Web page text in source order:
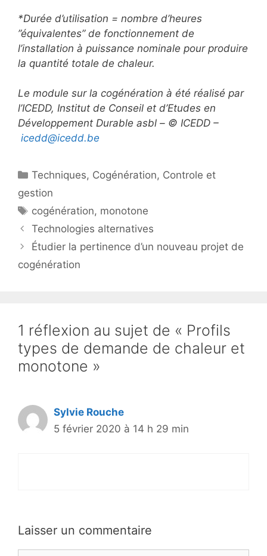
*Durée d’utilisation = nombre d’heures
”équivalentes” de fonctionnement de
l’installation à puissance nominale pour produire
la quantité totale de chaleur.
Le module sur la cogénération à été réalisé par
l’ICEDD, Institut de Conseil et d’Etudes en
Développement Durable asbl – © ICEDD –
icedd@icedd.be
Catégories
Techniques, Cogénération, Controle et
gestion
Étiquettes
cogénération, monotone
Technologies alternatives
Étudier la pertinence d’un nouveau projet de
cogénération
1 réflexion au sujet de « Profils
types de demande de chaleur et
monotone »
Sylvie Rouche
5 février 2020 à 14 h 29 min
Laisser un commentaire